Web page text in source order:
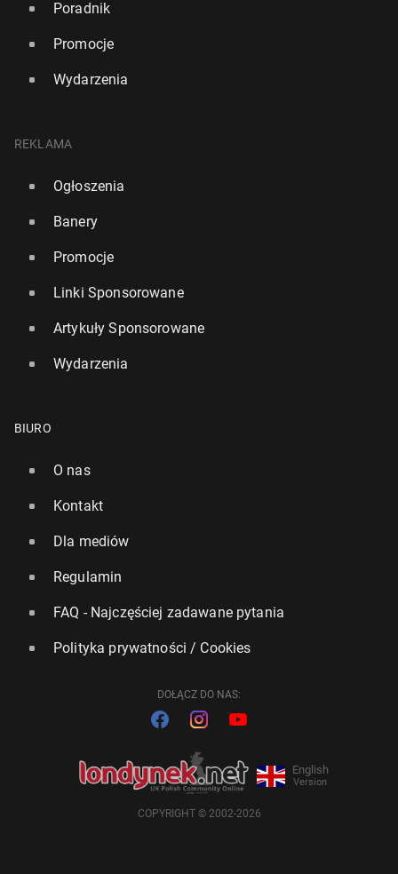
Poradnik
Promocje
Wydarzenia
REKLAMA
Ogłoszenia
Banery
Promocje
Linki Sponsorowane
Artykuły Sponsorowane
Wydarzenia
BIURO
O nas
Kontakt
Dla mediów
Regulamin
FAQ - Najczęściej zadawane pytania
Polityka prywatności / Cookies
DOŁĄCZ DO NAS:
English
Version
COPYRIGHT © 2002-2026